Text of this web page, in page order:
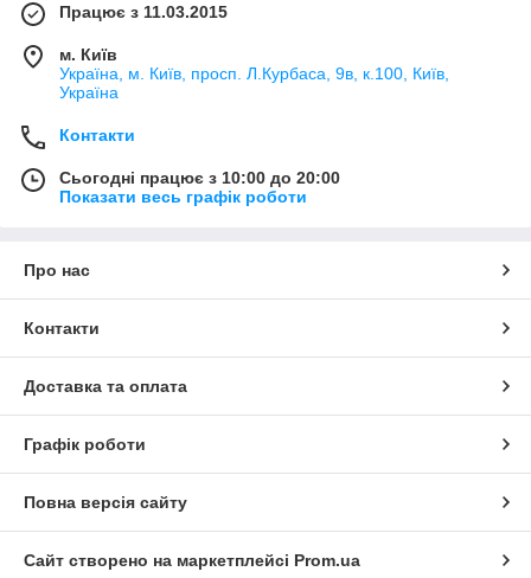
Працює з 11.03.2015
м. Київ
Україна, м. Київ, просп. Л.Курбаса, 9в, к.100, Київ,
Україна
Контакти
Сьогодні працює з 10:00 до 20:00
Показати весь графік роботи
Про нас
Контакти
Доставка та оплата
Графік роботи
Повна версія сайту
Сайт створено на маркетплейсі Prom.ua